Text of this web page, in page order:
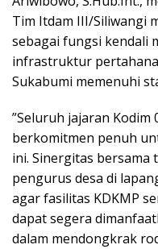
Tim Itdam III/Siliwangi
sebagai fungsi kendali
infrastruktur
Sukabumi memenuhi
​”Seluruh jajaran Kodim
berkomitmen penuh
ini. Sinergitas bersama
pengurus desa di
agar fasilitas KDKMP
dapat segera
dalam mendongkrak